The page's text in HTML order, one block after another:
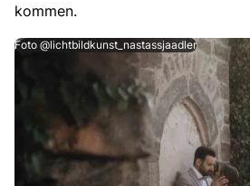
kommen.
Foto @lichtbildkunst_nastassjaadler